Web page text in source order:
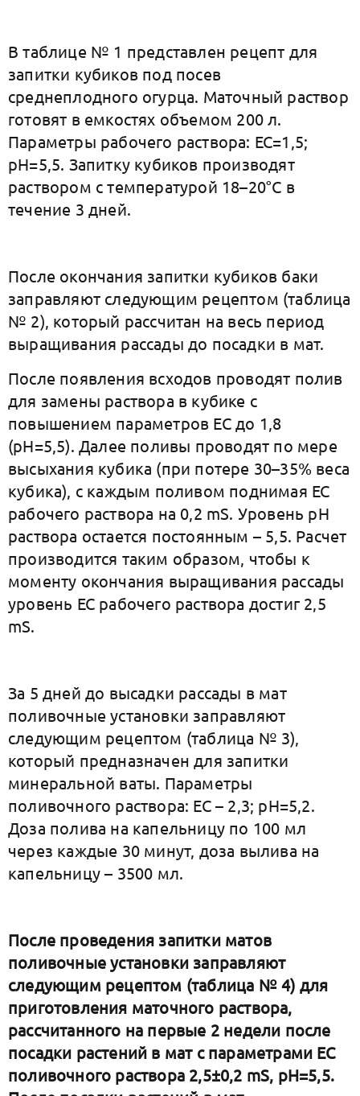
В таблице № 1 представлен рецепт для
запитки кубиков под посев
среднеплодного огурца. Маточный раствор
готовят в емкостях объемом 200 л.
Параметры рабочего раствора: ЕС=1,5;
рН=5,5. Запитку кубиков производят
раствором с температурой 18–20°С в
течение 3 дней.
После окончания запитки кубиков баки
заправляют следующим рецептом (таблица
№ 2), который рассчитан на весь период
выращивания рассады до посадки в мат.
После появления всходов проводят полив
для замены раствора в кубике с
повышением параметров ЕС до 1,8
(рН=5,5). Далее поливы проводят по мере
высыхания кубика (при потере 30–35% веса
кубика), с каждым поливом поднимая ЕС
рабочего раствора на 0,2 mS. Уровень рН
раствора остается постоянным – 5,5. Расчет
производится таким образом, чтобы к
моменту окончания выращивания рассады
уровень ЕС рабочего раствора достиг 2,5
mS.
За 5 дней до высадки рассады в мат
поливочные установки заправляют
следующим рецептом (таблица № 3),
который предназначен для запитки
минеральной ваты. Параметры
поливочного раствора: ЕС – 2,3; рН=5,2.
Доза полива на капельницу по 100 мл
через каждые 30 минут, доза вылива на
капельницу – 3500 мл.
После проведения запитки матов
поливочные установки заправляют
следующим рецептом (таблица № 4) для
приготовления маточного раствора,
рассчитанного на первые 2 недели после
посадки растений в мат с параметрами ЕС
поливочного раствора 2,5±0,2 mS, рН=5,5.